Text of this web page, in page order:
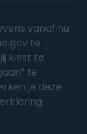
vanaf nu
gcv te
kiest te
te
je deze